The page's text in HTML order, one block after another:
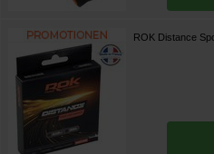
ROK Distance